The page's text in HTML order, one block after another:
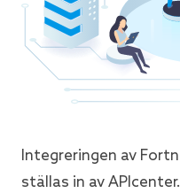
Integreringen av
ställas in av